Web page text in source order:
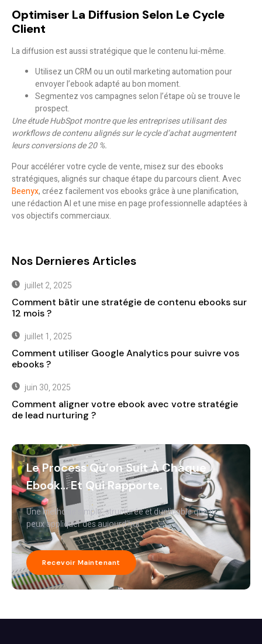
Optimiser La Diffusion Selon Le Cycle
Client
La diffusion est aussi stratégique que le contenu lui-même.
Utilisez un CRM ou un outil marketing automation pour
envoyer l’ebook adapté au bon moment.
Segmentez vos campagnes selon l’étape où se trouve le
prospect.
Une étude HubSpot montre que les entreprises utilisant des
workflows de contenu alignés sur le cycle d’achat augmentent
leurs conversions de 20 %.
Pour accélérer votre cycle de vente, misez sur des ebooks
stratégiques, alignés sur chaque étape du parcours client. Avec
Beenyx, créez facilement vos ebooks grâce à une planification,
une rédaction AI et une mise en page professionnelle adaptées à
vos objectifs commerciaux.
Nos Dernieres Articles
juillet 2, 2025
Comment bâtir une stratégie de contenu ebooks sur
12 mois ?
juillet 1, 2025
Comment utiliser Google Analytics pour suivre vos
ebooks ?
juin 30, 2025
Comment aligner votre ebook avec votre stratégie
de lead nurturing ?
Le Process Qu’on Suit À Chaque
Ebook… Et Qui Rapporte.
Une méthode simple, structurée et duplicable que tu
peux appliquer dès aujourd’hui.
Recevoir Maintenant